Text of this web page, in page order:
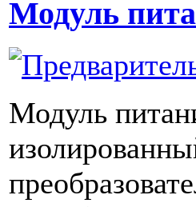
Модуль
Модуль